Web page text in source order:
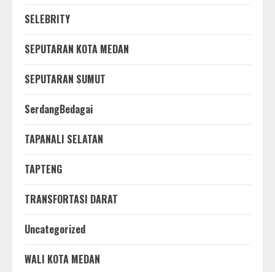
SELEBRITY
SEPUTARAN KOTA MEDAN
SEPUTARAN SUMUT
SerdangBedagai
TAPANALI SELATAN
TAPTENG
TRANSFORTASI DARAT
Uncategorized
WALI KOTA MEDAN